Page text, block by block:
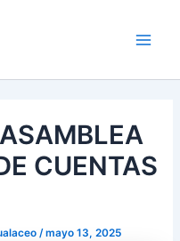
CUENTAS
/mayo 13, 2025